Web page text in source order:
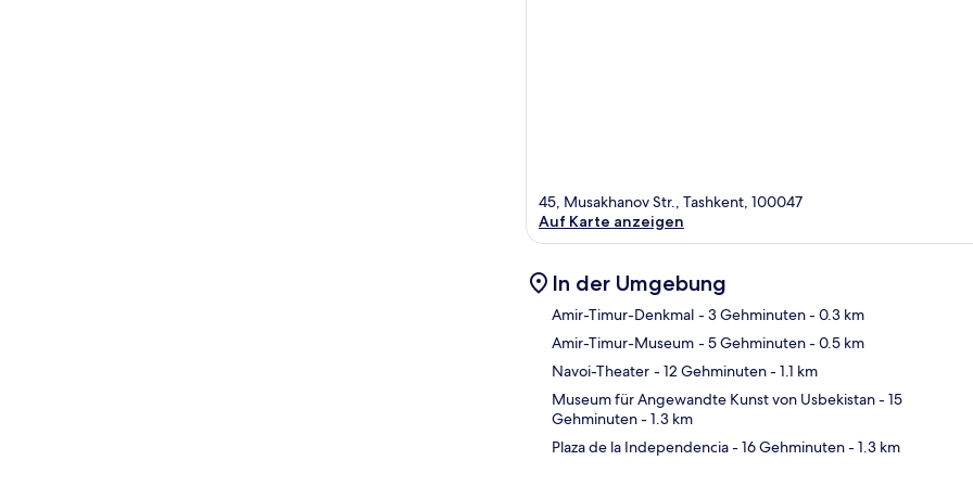
45, Musakhanov Str., Tashkent, 100047
Auf Karte anzeigen
In der Umgebung
Amir-Timur-Denkmal - 3 Gehminuten- 0.3 km
Amir-Timur-Museum - 5 Gehminuten- 0.5 km
Navoi-Theater - 12 Gehminuten- 1.1 km
Museum für Angewandte Kunst von Usbekistan- 15
Gehminuten- 1.3 km
Plaza de la Independencia- 16 Gehminuten- 1.3 km